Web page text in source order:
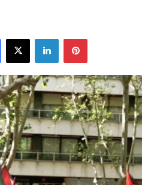
Facebook
X LinkedInPinterest